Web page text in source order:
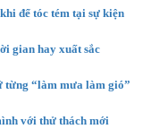
để tóc tém tại sự kiện
gian hay xuất sắc
từng “làm mưa làm gió”
với thử thách mới